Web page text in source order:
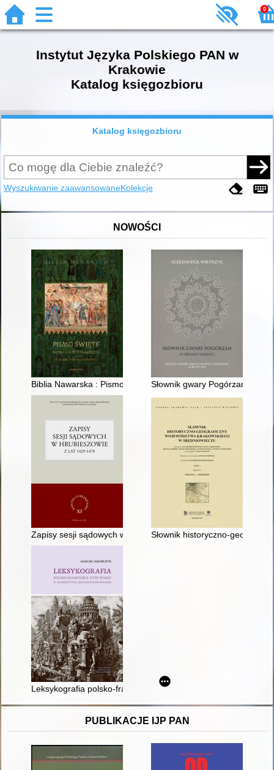
0
Instytut Języka Polskiego PAN w
Krakowie
Katalog księgozbioru
Katalog księgozbioru
Wyszukiwanie zaawansowaneKolekcje
NOWOŚCI
Biblia Nawarska : Pismo Święte Nowego Testamentu z
Słownik gwary Pogórzan (z
Zapisy sesji sądowych w Hrubieszowie z lat 1429-1470
Słownik historyczno-
Leksykografia polsko-francuska XVIII wieku w perspektywie
PUBLIKACJE IJP PAN